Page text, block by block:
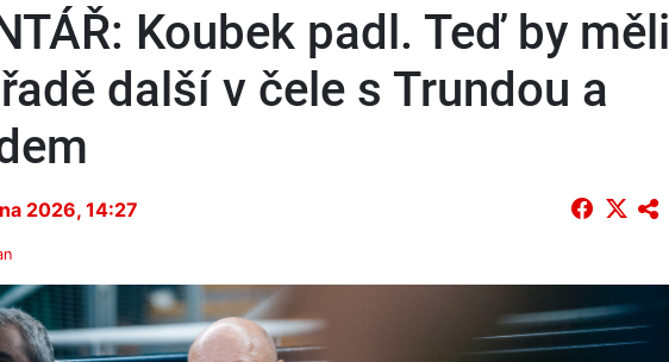
Koubek padl. Teď by měli
další v čele s Trundou a
2026, 14:27